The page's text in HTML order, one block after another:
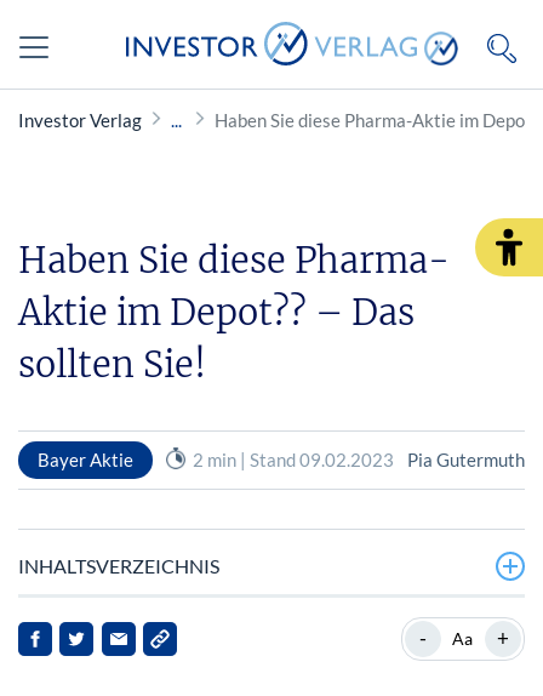
Investor Verlag Haben Sie diese Pharma-Aktie im
Haben Sie diese Pharma-
Aktie im Depot?? – Das
sollten Sie!
Bayer Aktie 2 min | Stand 09.02.2023 Pia Gutermuth
INHALTSVERZEICHNIS
Wechsel an der Konzernspitze: Neuer CEO ab Juni!
- Aa +